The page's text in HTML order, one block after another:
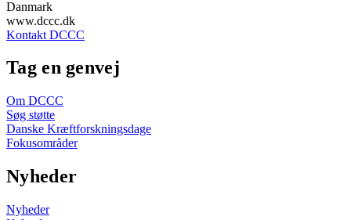
Danmark
www.dccc.dk
Kontakt DCCC
Tag en genvej
Om DCCC
Søg støtte
Danske Kræftforskningsdage
Fokusområder
Nyheder
Nyheder